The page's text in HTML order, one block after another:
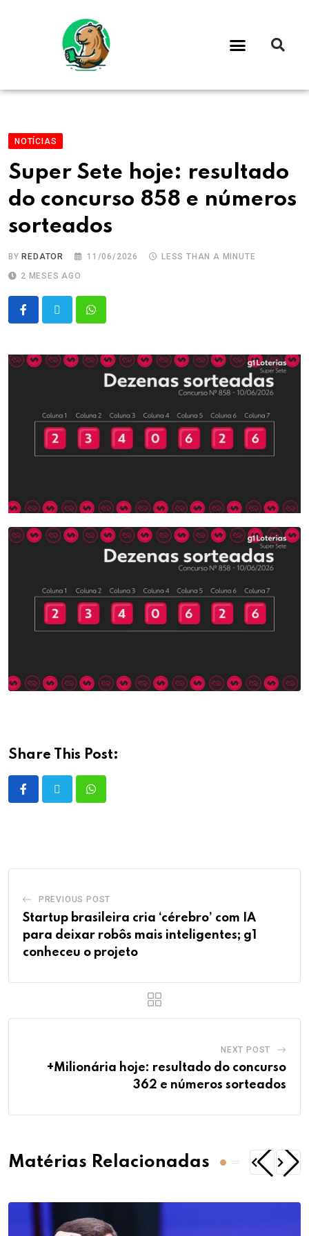
NOTÍCIAS
Super Sete hoje: resultado
do concurso 858 e números
sorteados
BY REDATOR 11/06/2026
LESS THAN A MINUTE
2 MESES AGO
Share This Post:
PREVIOUS POST
Startup brasileira cria ‘cérebro’ com IA
para deixar robôs mais inteligentes; g1
conheceu o projeto
NEXT POST
+Milionária hoje: resultado do concurso
362 e números sorteados
Matérias Relacionadas